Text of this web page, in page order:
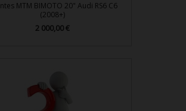
MTM BIMOTO 20" Audi RS6 C6
(2008+)
Prix
2 000,00 €